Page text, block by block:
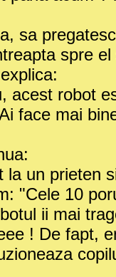
sa
spre
acest robot
face mai
la un prieten
"Cele 10
ii mai
! De fapt,